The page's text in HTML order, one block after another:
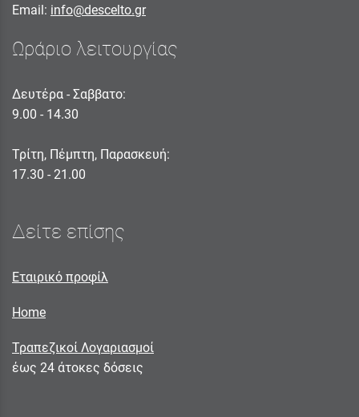
Email: info@descelto.gr
Ωράριο λειτουργίας
Δευτέρα - Σαββατο:
9.00 - 14.30
Τρίτη, Πέμπτη, Παρασκευή:
17.30 - 21.00
Δείτε επίσης
Εταιρικό προφίλ
Home
Τραπεζικοί Λογαριασμοί
έως 24 άτοκες δόσεις